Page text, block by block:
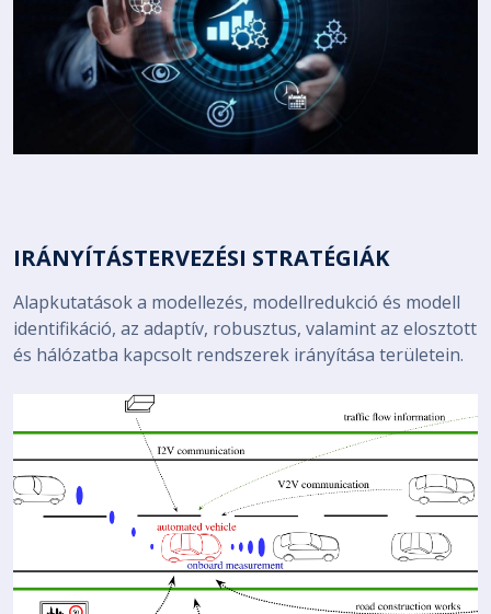
IRÁNYÍTÁSTERVEZÉSI STRATÉGIÁK
Alapkutatások a modellezés, modellredukció és modell
identifikáció, az adaptív, robusztus, valamint az elosztott
és hálózatba kapcsolt rendszerek irányítása területein.